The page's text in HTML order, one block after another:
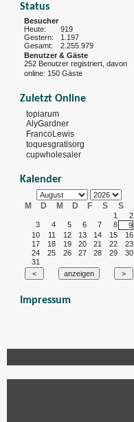
Status
Besucher
Heute:
919
Gestern:
1.197
Gesamt:
2.255.979
Benutzer & Gäste
252 Benutzer registriert, davon
online: 150 Gäste
Zuletzt Online
topiarum
AlyGardner
FrancoLewis
toquesgratisorg
cupwholesaler
Kalender
M D M D F S S
1
2
3
4 5 6 7 8
9
10
11 12 13 14 15
16
17
18 19 20 21 22
23
24
25 26 27 28 29
30
31
Impressum